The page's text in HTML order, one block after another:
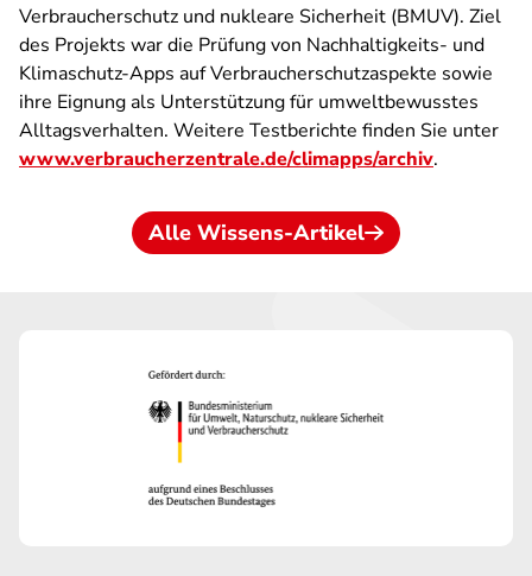
Verbraucherschutz und nukleare Sicherheit (BMUV). Ziel
des Projekts war die Prüfung von Nachhaltigkeits- und
Klimaschutz-Apps auf Verbraucherschutzaspekte sowie
ihre Eignung als Unterstützung für umweltbewusstes
Alltagsverhalten. Weitere Testberichte finden Sie unter
www.verbraucherzentrale.de/climapps/archiv.
Alle Wissens-Artikel